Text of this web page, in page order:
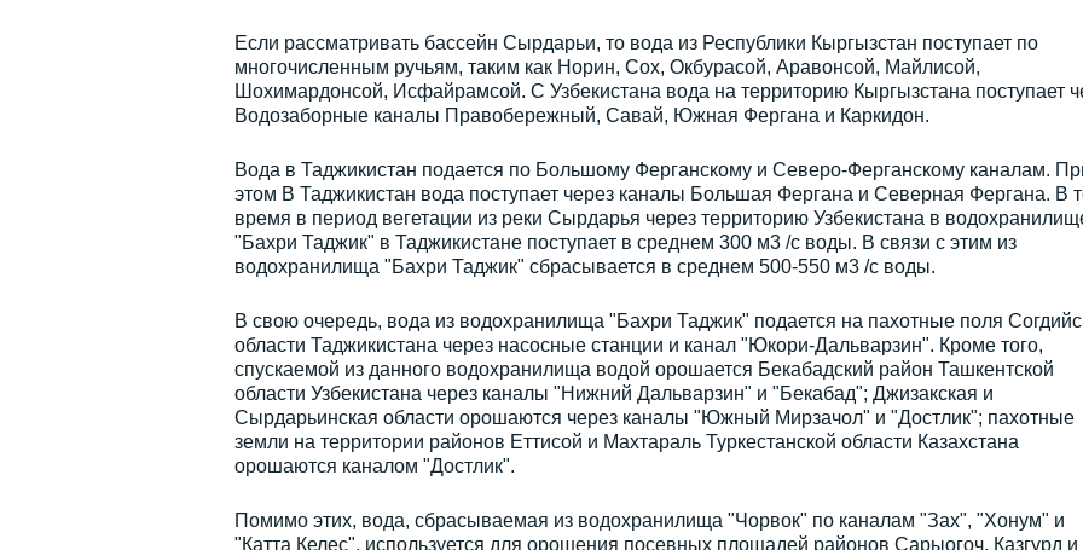
Если рассматривать бассейн Сырдарьи, то вода из Республики Кыргызстан поступает по
многочисленным ручьям, таким как Норин, Сох, Окбурасой, Аравонсой, Майлисой,
Шохимардонсой, Исфайрамсой. С Узбекистана вода на территорию Кыргызстана поступает
Водозаборные каналы Правобережный, Савай, Южная Фергана и Каркидон.
Вода в Таджикистан подается по Большому Ферганскому и Северо-Ферганскому каналам.
этом В Таджикистан вода поступает через каналы Большая Фергана и Северная Фергана. В
время в период вегетации из реки Сырдарья через территорию Узбекистана в
"Бахри Таджик" в Таджикистане поступает в среднем 300 м3 /с воды. В связи с этим из
водохранилища "Бахри Таджик" сбрасывается в среднем 500-550 м3 /с воды.
В свою очередь, вода из водохранилища "Бахри Таджик" подается на пахотные поля
области Таджикистана через насосные станции и канал "Юкори-Дальварзин". Кроме того,
спускаемой из данного водохранилища водой орошается Бекабадский район Ташкентской
области Узбекистана через каналы "Нижний Дальварзин" и "Бекабад"; Джизакская и
Сырдарьинская области орошаются через каналы "Южный Мирзачол" и "Достлик"; пахотные
земли на территории районов Еттисой и Махтараль Туркестанской области Казахстана
орошаются каналом "Достлик".
Помимо этих, вода, сбрасываемая из водохранилища "Чорвок" по каналам "Зах", "Хонум" и
"Катта Келес", используется для орошения посевных площадей районов Сарыогоч, Казгурд и